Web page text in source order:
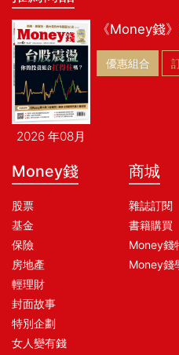
2026 年08月
《Money錢
優惠組合
Money錢
股票
基金
保險
房地產
輕理財
封面故事
特別企劃
女人變有錢
商城
雜誌訂閱
書籍購買
Money錢
Money錢